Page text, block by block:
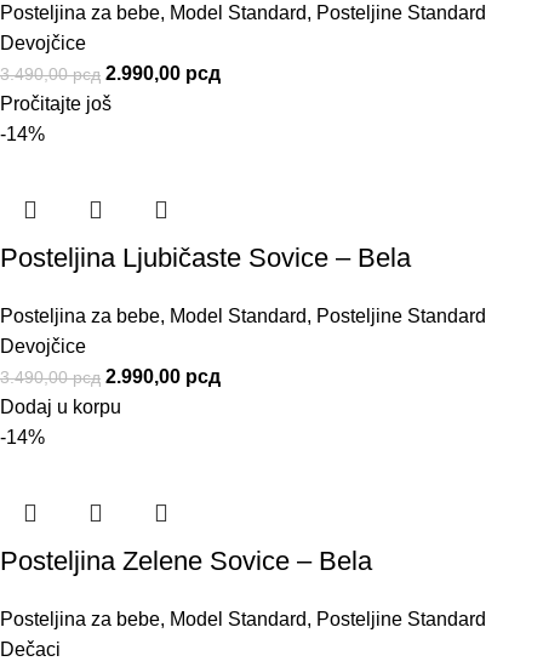
Posteljina za bebe, Model Standard, Posteljine Standard
Devojčice
3.490,00рсд 2.990,00 рсд
Pročitajte još
-14%
Posteljina Ljubičaste Sovice – Bela
Posteljina za bebe, Model Standard, Posteljine Standard
Devojčice
3.490,00рсд 2.990,00 рсд
Dodaj u korpu
-14%
Posteljina Zelene Sovice – Bela
Posteljina za bebe, Model Standard, Posteljine Standard
Dečaci